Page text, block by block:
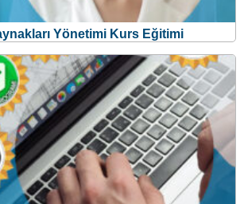
Girişimcilik Sertifikası
EĞİTİM KURSLARI TİC. LTD. ŞTİ.